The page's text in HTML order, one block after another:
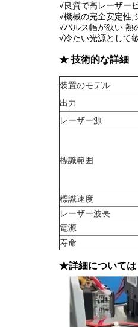
√良質で高レーザー
√機械の完全安定性,
√パルス幅が狭い 熱
√冷たい光源として
★ 技術的な詳細
装置のモデル
出力
レーザー源
標識範囲
標識速度
レーザー波長
電源
寿命
★詳細については